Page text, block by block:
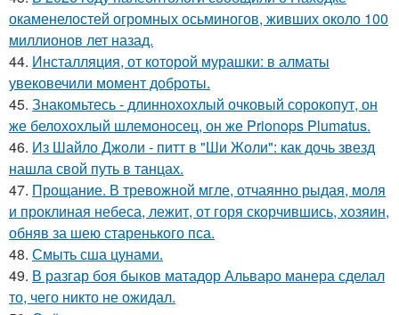
окаменелостей огромных осьминогов, живших около 100
миллионов лет назад.
44. Инсталляция, от которой мурашки: в алматы
увековечили момент доброты.
45. Знакомьтесь - длиннохохлый очковый сорокопут, он
же белохохлый шлемоносец, он же Prionops Plumatus.
46. Из Шайло Джоли - питт в "Ши Жоли": как дочь звезд
нашла свой путь в танцах.
47. Прощание. В тревожной мгле, отчаянно рыдая, моля
и проклиная небеса, лежит, от горя скорчившись, хозяин,
обняв за шею старенького пса.
48. Смыть сша цунами.
49. В разгар боя быков матадор Альваро манера сделал
то, чего никто не ожидал.